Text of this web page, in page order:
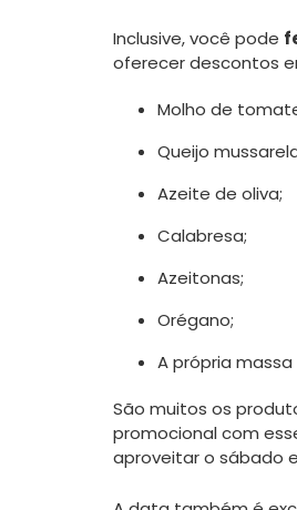
Inclusive, você pode
oferecer descontos
Molho de
Queijo
Azeite de oliva;
Calabresa;
Azeitonas;
Orégano;
A própria
São muitos os
promocional com
aproveitar o sábado